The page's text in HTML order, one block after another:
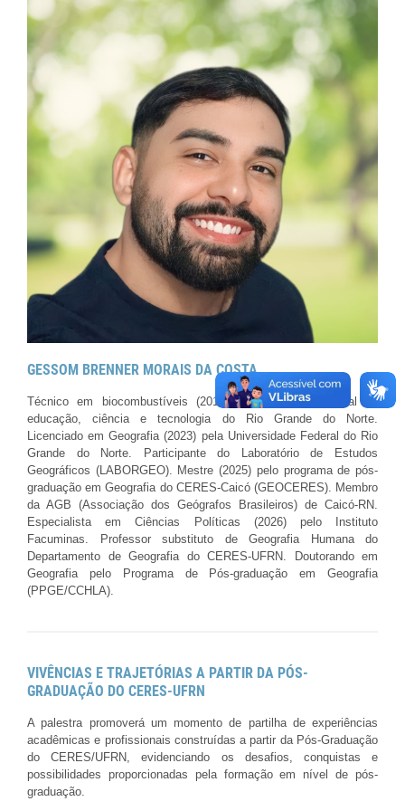
GESSOM BRENNER MORAIS DA COSTA
Técnico em biocombustíveis (2018) pelo Instituto Federal de
educação, ciência e tecnologia do Rio Grande do Norte.
Licenciado em Geografia (2023) pela Universidade Federal do Rio
Grande do Norte. Participante do Laboratório de Estudos
Geográficos (LABORGEO). Mestre (2025) pelo programa de pós-
graduação em Geografia do CERES-Caicó (GEOCERES). Membro
da AGB (Associação dos Geógrafos Brasileiros) de Caicó-RN.
Especialista em Ciências Políticas (2026) pelo Instituto
Facuminas. Professor substituto de Geografia Humana do
Departamento de Geografia do CERES-UFRN. Doutorando em
Geografia pelo Programa de Pós-graduação em Geografia
(PPGE/CCHLA).
VIVÊNCIAS E TRAJETÓRIAS A PARTIR DA PÓS-
GRADUAÇÃO DO CERES-UFRN
A palestra promoverá um momento de partilha de experiências
acadêmicas e profissionais construídas a partir da Pós-Graduação
do CERES/UFRN, evidenciando os desafios, conquistas e
possibilidades proporcionadas pela formação em nível de pós-
graduação.